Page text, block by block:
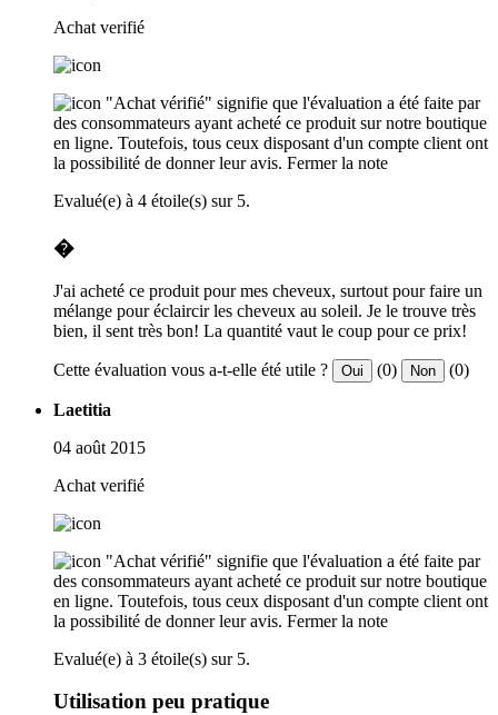
Achat verifié
"Achat vérifié" signifie que l'évaluation a été faite par
des consommateurs ayant acheté ce produit sur notre boutique
en ligne. Toutefois, tous ceux disposant d'un compte client ont
la possibilité de donner leur avis. Fermer la note
Evalué(e) à 4 étoile(s) sur 5.
�
J'ai acheté ce produit pour mes cheveux, surtout pour faire un
mélange pour éclaircir les cheveux au soleil. Je le trouve très
bien, il sent très bon! La quantité vaut le coup pour ce prix!
Cette évaluation vous a-t-elle été utile ? Oui (0) Non (0)
Laetitia
04 août 2015
Achat verifié
"Achat vérifié" signifie que l'évaluation a été faite par
des consommateurs ayant acheté ce produit sur notre boutique
en ligne. Toutefois, tous ceux disposant d'un compte client ont
la possibilité de donner leur avis. Fermer la note
Evalué(e) à 3 étoile(s) sur 5.
Utilisation peu pratique